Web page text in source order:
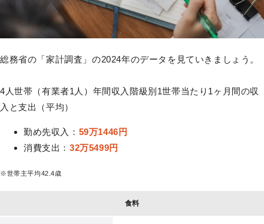
総務省の「家計調査」の2024年のデータを見ていきましょう。
4人世帯（有業者1人）年間収入階級別1世帯当たり1ヶ月間の収
入と支出（平均）
勤め先収入： 59万1446円
消費支出： 32万5499円
※世帯主平均42.4歳
食料